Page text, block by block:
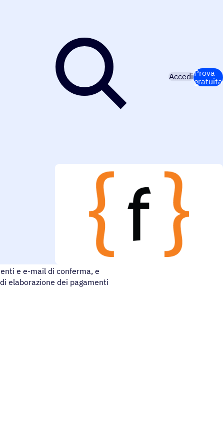
AccediProva
gratuita
elettronici. Utilizzate
e e-mail di conferma, e
elaborazione dei pagamenti